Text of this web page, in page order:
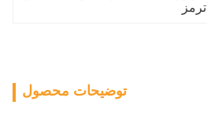
ترمز
توضیحات محصول